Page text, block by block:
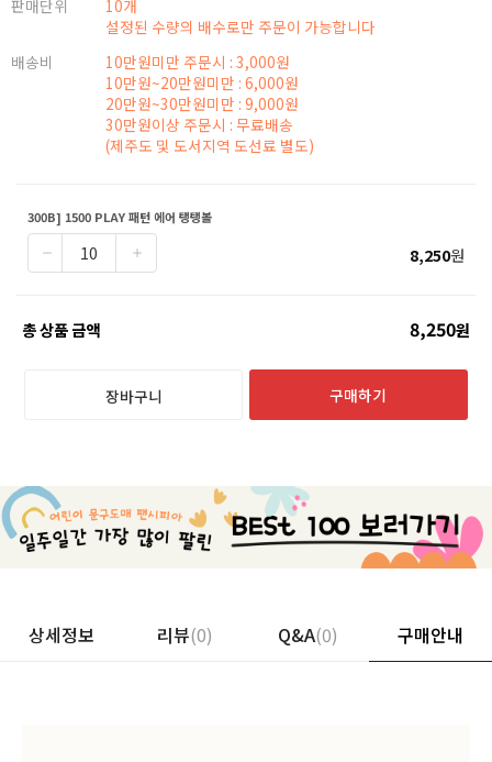
판매단위
10개
설정된 수량의 배수로만 주문이 가능합니다
배송비
10만원미만 주문시 : 3,000원
10만원~20만원미만 : 6,000원
20만원~30만원미만 : 9,000원
30만원이상 주문시 : 무료배송
(제주도 및 도서지역 도선료 별도)
300B] 1500 PLAY 패턴 에어 탱탱볼
8,250원
총 상품 금액 8,250원
장바구니 구매하기
상세정보 리뷰(0) Q&A(0) 구매안내